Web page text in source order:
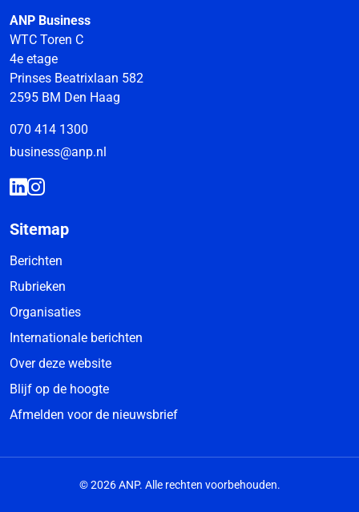
ANP Business
WTC Toren C
4e etage
Prinses Beatrixlaan 582
2595 BM Den Haag
070 414 1300
business@anp.nl
Sitemap
Berichten
Rubrieken
Organisaties
Internationale berichten
Over deze website
Blijf op de hoogte
Afmelden voor de nieuwsbrief
© 2026 ANP. Alle rechten voorbehouden.